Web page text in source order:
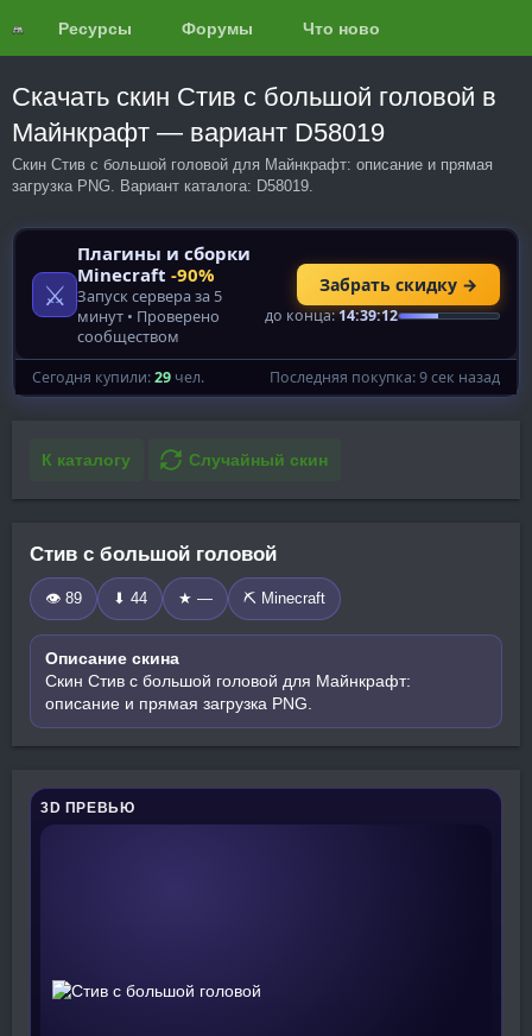
Ресурсы Форумы Что нового?
Скачать скин Стив с большой головой в
Майнкрафт — вариант D58019
Скин Стив с большой головой для Майнкрафт: описание и прямая
загрузка PNG. Вариант каталога: D58019.
К каталогу Случайный скин
Стив с большой головой
👁 89 ⬇ 44 ★ — ⛏️ Minecraft
Описание скина
Скин Стив с большой головой для Майнкрафт:
описание и прямая загрузка PNG.
3D ПРЕВЬЮ